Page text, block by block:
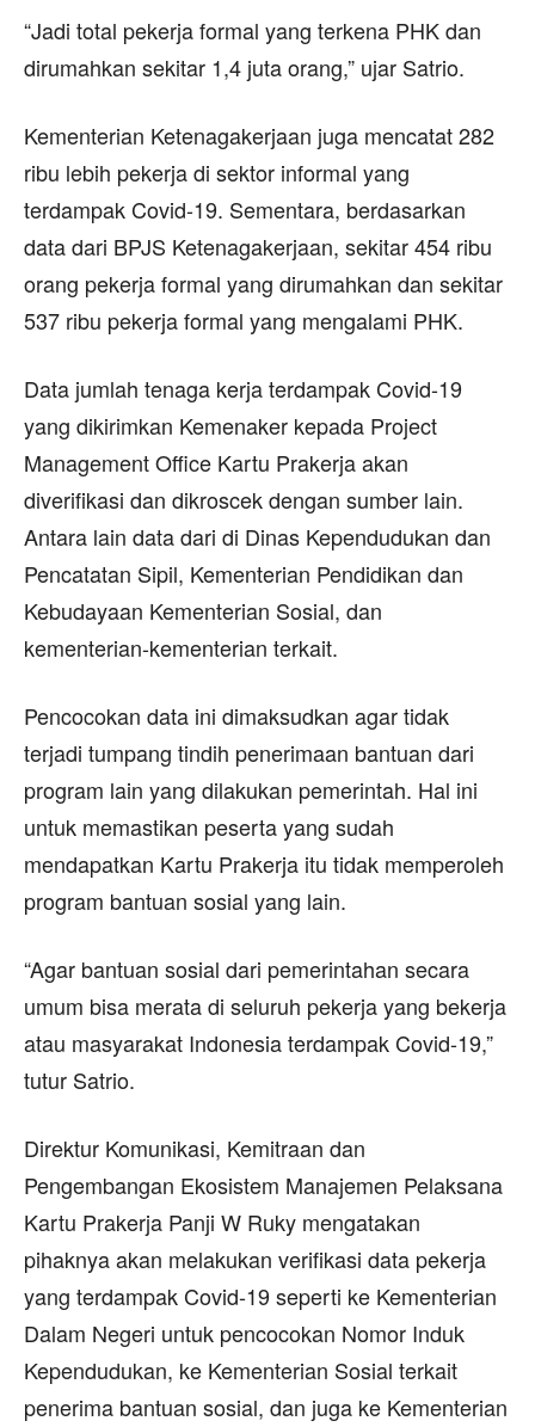
“Jadi total pekerja formal yang terkena PHK dan
dirumahkan sekitar 1,4 juta orang,” ujar Satrio.
Kementerian Ketenagakerjaan juga mencatat 282
ribu lebih pekerja di sektor informal yang
terdampak Covid-19. Sementara, berdasarkan
data dari BPJS Ketenagakerjaan, sekitar 454 ribu
orang pekerja formal yang dirumahkan dan sekitar
537 ribu pekerja formal yang mengalami PHK.
Data jumlah tenaga kerja terdampak Covid-19
yang dikirimkan Kemenaker kepada Project
Management Office Kartu Prakerja akan
diverifikasi dan dikroscek dengan sumber lain.
Antara lain data dari di Dinas Kependudukan dan
Pencatatan Sipil, Kementerian Pendidikan dan
Kebudayaan Kementerian Sosial, dan
kementerian-kementerian terkait.
Pencocokan data ini dimaksudkan agar tidak
terjadi tumpang tindih penerimaan bantuan dari
program lain yang dilakukan pemerintah. Hal ini
untuk memastikan peserta yang sudah
mendapatkan Kartu Prakerja itu tidak memperoleh
program bantuan sosial yang lain.
“Agar bantuan sosial dari pemerintahan secara
umum bisa merata di seluruh pekerja yang bekerja
atau masyarakat Indonesia terdampak Covid-19,”
tutur Satrio.
Direktur Komunikasi, Kemitraan dan
Pengembangan Ekosistem Manajemen Pelaksana
Kartu Prakerja Panji W Ruky mengatakan
pihaknya akan melakukan verifikasi data pekerja
yang terdampak Covid-19 seperti ke Kementerian
Dalam Negeri untuk pencocokan Nomor Induk
Kependudukan, ke Kementerian Sosial terkait
penerima bantuan sosial, dan juga ke Kementerian